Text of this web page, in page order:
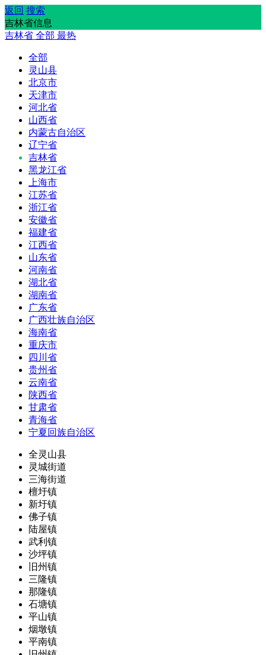
返回 搜索
吉林省信息
吉林省 全部 最热
全部
灵山县
北京市
天津市
河北省
山西省
内蒙古自治区
辽宁省
吉林省
黑龙江省
上海市
江苏省
浙江省
安徽省
福建省
江西省
山东省
河南省
湖北省
湖南省
广东省
广西壮族自治区
海南省
重庆市
四川省
贵州省
云南省
陕西省
甘肃省
青海省
宁夏回族自治区
全灵山县
灵城街道
三海街道
檀圩镇
新圩镇
佛子镇
陆屋镇
武利镇
沙坪镇
旧州镇
三隆镇
那隆镇
石塘镇
平山镇
烟墩镇
平南镇